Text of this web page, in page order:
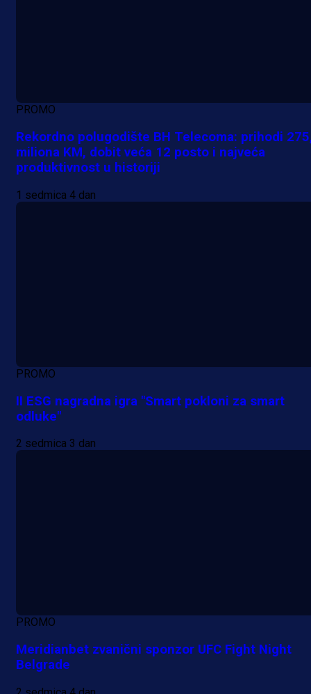
PROMO
Rekordno polugodište BH Telecoma: prihodi
miliona KM, dobit veća 12 posto i najveća
produktivnost u historiji
1 sedmica 4 dan
PROMO
II ESG nagradna igra "Smart pokloni za smart
odluke"
2 sedmica 3 dan
PROMO
Meridianbet zvanični sponzor UFC Fight Night
Belgrade